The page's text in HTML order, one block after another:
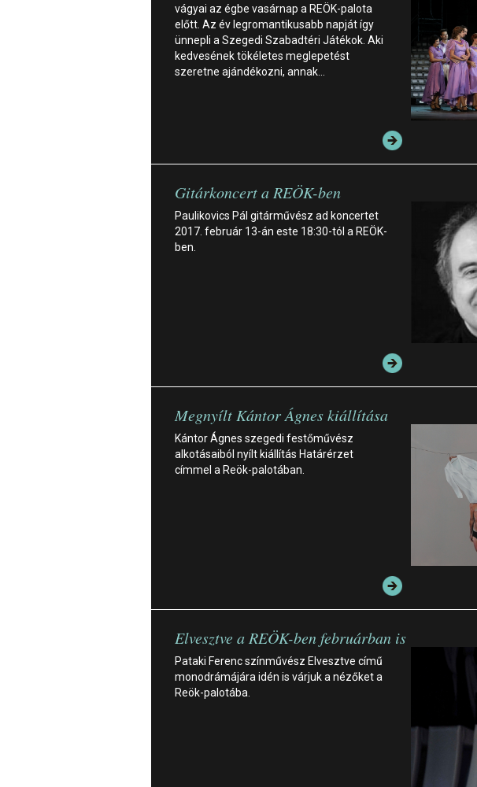
vágyai az égbe vasárnap a REÖK-palota
előtt. Az év legromantikusabb napját így
ünnepli a Szegedi Szabadtéri Játékok. Aki
kedvesének tökéletes meglepetést
szeretne ajándékozni, annak…
Gitárkoncert a REÖK-ben
Paulikovics Pál gitárművész ad koncertet
2017. február 13-án este 18:30-tól a REÖK-
ben.
Megnyílt Kántor Ágnes kiállítása
Kántor Ágnes szegedi festőművész
alkotásaiból nyílt kiállítás Határérzet
címmel a Reök-palotában.
Elvesztve a REÖK-ben februárban is
Pataki Ferenc színművész Elvesztve című
monodrámájára idén is várjuk a nézőket a
Reök-palotába.